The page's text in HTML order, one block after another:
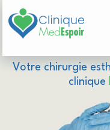
Votre chirurgie
clinique